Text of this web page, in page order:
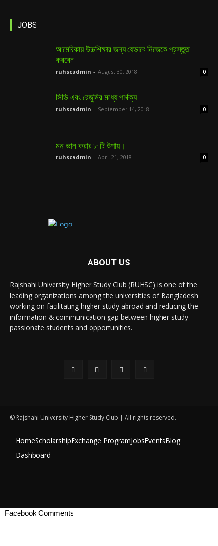
JOBS
আমেরিকায় উচ্চশিক্ষার জন্য যেভাবে নিজেকে প্রস্তুত
করবেন
ruhscadmin - August 30, 2018 0
সিভি এবং রেজুমির মধ্যে পার্থক্য
ruhscadmin - September 14, 2018 0
মন ভাল করার ৮ টি উপায়।
ruhscadmin - April 21, 2018 0
ABOUT US
Rajshahi University Higher Study Club (RUHSC) is one of the
leading organizations among the universities of Bangladesh
working on facilitating higher study abroad and reducing the
information & communication gap between higher study
passionate students and opportunities.
© Rajshahi University Higher Study Club | All rights reserved.
HomeScholarshipExchange ProgramJobsEventsBlog
Dashboard
Facebook Comments